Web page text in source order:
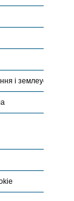
і землеустрій